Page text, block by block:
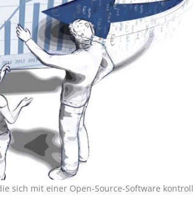
sich mit einer Open-Source-Software